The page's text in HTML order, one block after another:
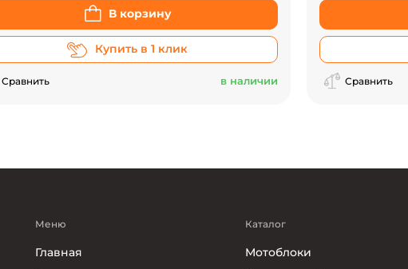
В корзину
Купить в 1 клик
Сравнить в наличии Сравнить
Меню
Главная
Каталог
Мотоблоки